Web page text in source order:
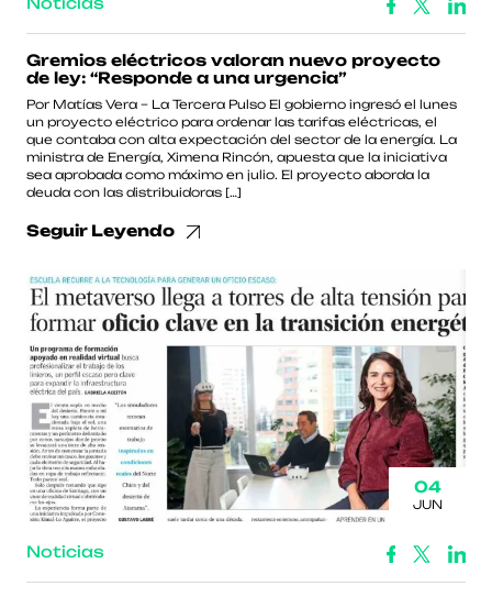
Gremios eléctricos valoran nuevo proyecto
de ley: “Responde a una urgencia”
Por Matías Vera – La Tercera Pulso El gobierno ingresó el lunes
un proyecto eléctrico para ordenar las tarifas eléctricas, el
que contaba con alta expectación del sector de la energía. La
ministra de Energía, Ximena Rincón, apuesta que la iniciativa
sea aprobada como máximo en julio. El proyecto aborda la
deuda con las distribuidoras […]
Seguir Leyendo
04
JUN
Noticias